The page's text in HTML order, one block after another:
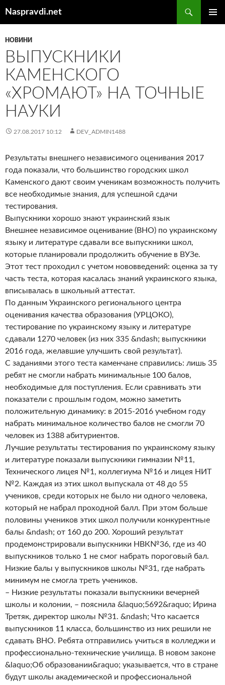
Naspravdi.net
НОВИНИ
ВЫПУСКНИКИ
КАМЕНСКОГО
«ХРОМАЮТ» НА ТОЧНЫЕ
НАУКИ
27.08.2017 10:12 DEV_ADMIN1488
Результаты внешнего независимого оценивания 2017
года показали, что большинство городских школ
Каменского дают своим ученикам возможность получить
все необходимые знания, для успешной сдачи
тестирования.
Выпускники хорошо знают украинский язык
Внешнее независимое оценивание (ВНО) по украинскому
языку и литературе сдавали все выпускники школ,
которые планировали продолжить обучение в ВУЗе.
Этот тест проходил с учетом нововведений: оценка за ту
часть теста, которая касалась знаний украинского языка,
вписывалась в школьный аттестат.
По данным Украинского регионального центра
оценивания качества образования (УРЦОКО),
тестирование по украинскому языку и литературе
сдавали 1270 человек (из них 335 &ndash; выпускники
2016 года, желавшие улучшить свой результат).
С заданиями этого теста каменчане справились: лишь 35
ребят не смогли набрать минимальные 100 балов,
необходимые для поступления. Если сравнивать эти
показатели с прошлым годом, можно заметить
положительную динамику: в 2015-2016 учебном году
набрать минимальное количество балов не смогли 70
человек из 1388 абитуриентов.
Лучшие результаты тестирования по украинскому языку
и литературе показали выпускники гимназии №11,
Технического лицея №1, коллегиума №16 и лицея НИТ
№2. Каждая из этих школ выпускала от 48 до 55
учеников, среди которых не было ни одного человека,
который не набрал проходной балл. При этом больше
половины учеников этих школ получили конкурентные
балы &ndash; от 160 до 200. Хороший результат
продемонстрировали выпускники НВК№36, где из 40
выпускников только 1 не смог набрать пороговый бал.
Низкие балы у выпускников школы №31, где набрать
минимум не смогла треть учеников.
– Низкие результаты показали выпускники вечерней
школы и колонии, – пояснила &laquo;5692&raquo; Ирина
Третяк, директор школы №31. &ndash; Что касается
выпускников 11 класса, большинство из них решили не
сдавать ВНО. Ребята отправились учиться в колледжи и
профессионально-технические училища. В новом законе
&laquo;Об образовании&raquo; указывается, что в стране
будут школы академической и профессиональной